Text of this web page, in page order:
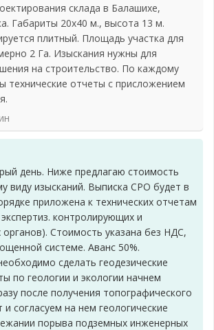
склада в Балашихе,
Габариты 20х40 м., высота 13 м.
плитный. Площадь участка для
2 Га. Изыскания нужны для
на строительство. По каждому
технические отчеты с присложением
день. Ниже предлагаю стоимость
виду изысканий. Выписка СРО будет в
приложена к технических отчетам
контролирующих и
органов). Стоимость указана без НДС,
системе. Аванс 50%.
сделать геодезические
по геологии и экологии начнем
после получения топографического
и согласуем на нем геологические
порыва подземных инженерных